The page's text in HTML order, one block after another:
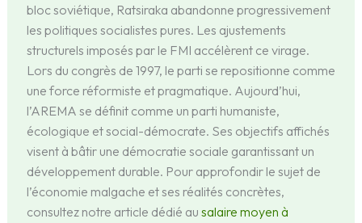
bloc soviétique, Ratsiraka abandonne progressivement
les politiques socialistes pures. Les ajustements
structurels imposés par le FMI accélèrent ce virage.
Lors du congrès de 1997, le parti se repositionne comme
une force réformiste et pragmatique. Aujourd’hui,
l’AREMA se définit comme un parti humaniste,
écologique et social-démocrate. Ses objectifs affichés
visent à bâtir une démocratie sociale garantissant un
développement durable. Pour approfondir le sujet de
l’économie malgache et ses réalités concrètes,
consultez notre article dédié au salaire moyen à